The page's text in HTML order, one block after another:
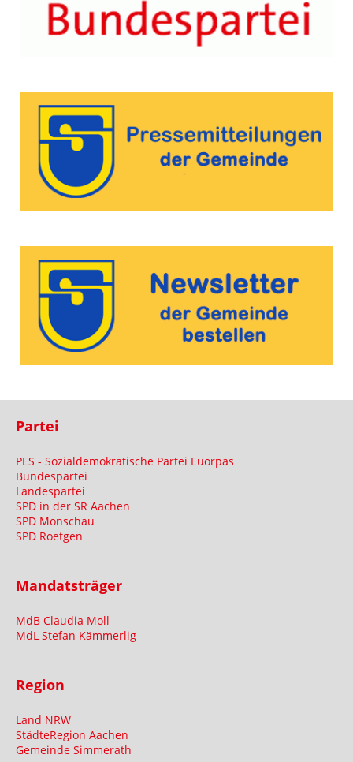
Partei
PES - Sozialdemokratische Partei Euorpas
Bundespartei
Landespartei
SPD in der SR Aachen
SPD Monschau
SPD Roetgen
Mandatsträger
MdB Claudia Moll
MdL Stefan Kämmerlig
Region
Land NRW
StädteRegion Aachen
Gemeinde Simmerath